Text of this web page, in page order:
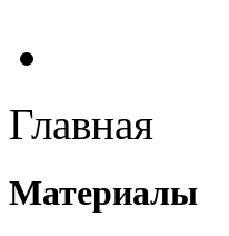
Главная
Материалы